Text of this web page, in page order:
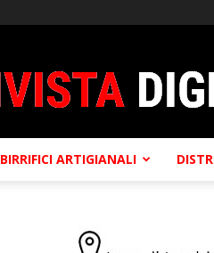
BIRRIFICI ARTIGIANALI